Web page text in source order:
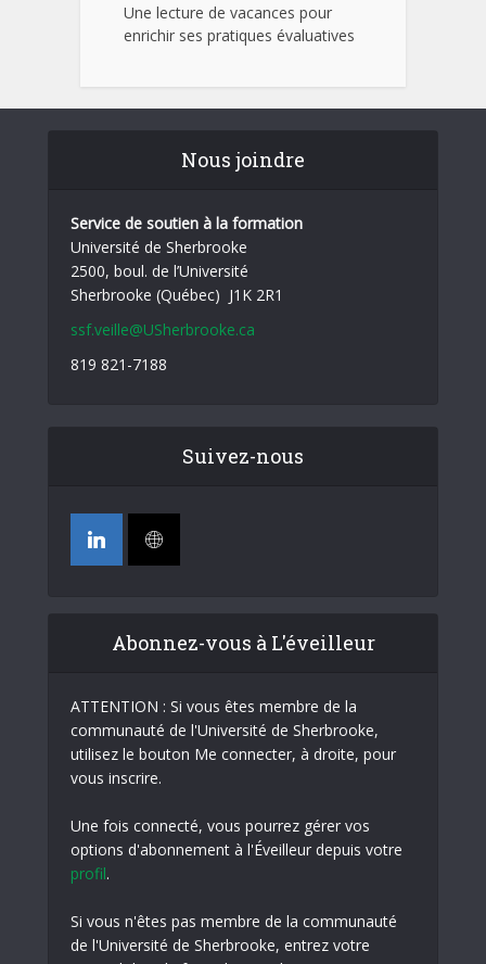
Une lecture de vacances pour
enrichir ses pratiques évaluatives
Nous joindre
Service de soutien à la formation
Université de Sherbrooke
2500, boul. de l’Université
Sherbrooke (Québec) J1K 2R1
ssf.veille@USherbrooke.ca
819 821-7188
Suivez-nous
Abonnez-vous à L'éveilleur
ATTENTION : Si vous êtes membre de la
communauté de l'Université de Sherbrooke,
utilisez le bouton Me connecter, à droite, pour
vous inscrire.
Une fois connecté, vous pourrez gérer vos
options d'abonnement à l'Éveilleur depuis votre
profil.
Si vous n'êtes pas membre de la communauté
de l'Université de Sherbrooke, entrez votre